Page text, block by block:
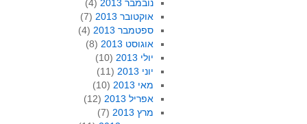
נובמבר 2013
(4)
אוקטובר 2013
(7)
ספטמבר 2013
(4)
אוגוסט 2013
(8)
יולי 2013
(10)
יוני 2013
(11)
מאי 2013
(10)
אפריל 2013
(12)
מרץ 2013
(7)